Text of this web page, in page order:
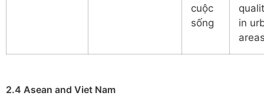
cuộc
sống
in
2.4 Asean and Viet Nam